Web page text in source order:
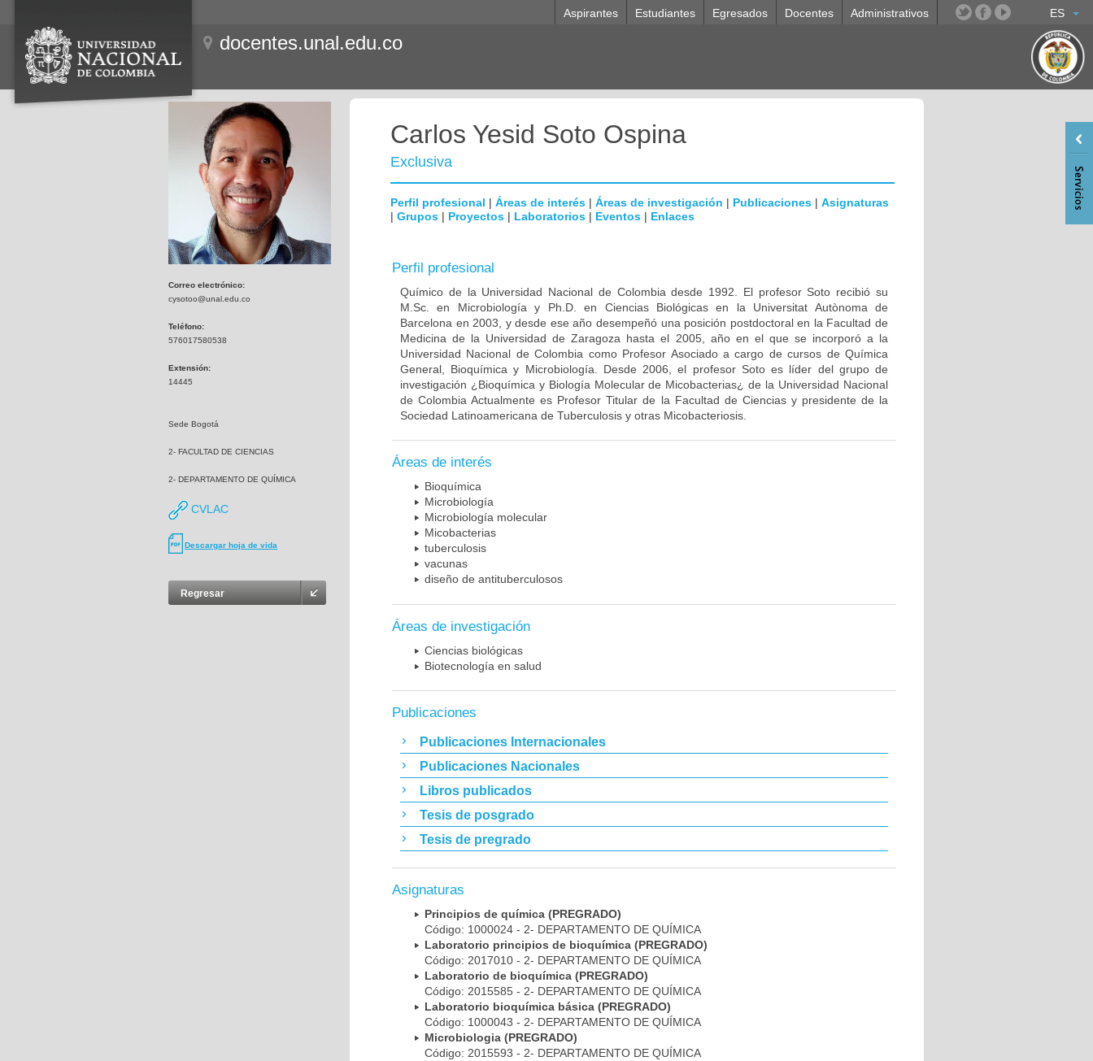
ES
Aspirantes Estudiantes Egresados Docentes Administrativos
docentes.unal.edu.co
Correo electrónico:
cysotoo@unal.edu.co
Teléfono:
576017580538
Extensión:
14445
Sede Bogotá
2- FACULTAD DE CIENCIAS
2- DEPARTAMENTO DE QUÍMICA
CVLAC
Descargar hoja de vida
Regresar
Carlos Yesid Soto Ospina
Exclusiva
Perfil profesional | Áreas de interés | Áreas de investigación | Publicaciones | Asignaturas
| Grupos | Proyectos | Laboratorios | Eventos | Enlaces
Perfil profesional
Químico de la Universidad Nacional de Colombia desde 1992. El profesor Soto recibió su
M.Sc. en Microbiología y Ph.D. en Ciencias Biológicas en la Universitat Autònoma de
Barcelona en 2003, y desde ese año desempeñó una posición postdoctoral en la Facultad de
Medicina de la Universidad de Zaragoza hasta el 2005, año en el que se incorporó a la
Universidad Nacional de Colombia como Profesor Asociado a cargo de cursos de Química
General, Bioquímica y Microbiología. Desde 2006, el profesor Soto es líder del grupo de
investigación ¿Bioquímica y Biología Molecular de Micobacterias¿ de la Universidad Nacional
de Colombia Actualmente es Profesor Titular de la Facultad de Ciencias y presidente de la
Sociedad Latinoamericana de Tuberculosis y otras Micobacteriosis.
Áreas de interés
Bioquímica
Microbiología
Microbiología molecular
Micobacterias
tuberculosis
vacunas
diseño de antituberculosos
Áreas de investigación
Ciencias biológicas
Biotecnología en salud
Publicaciones
Publicaciones Internacionales
Publicaciones Nacionales
Libros publicados
Tesis de posgrado
Tesis de pregrado
Asignaturas
Principios de química (PREGRADO)
Código: 1000024 - 2- DEPARTAMENTO DE QUÍMICA
Laboratorio principios de bioquímica (PREGRADO)
Código: 2017010 - 2- DEPARTAMENTO DE QUÍMICA
Laboratorio de bioquímica (PREGRADO)
Código: 2015585 - 2- DEPARTAMENTO DE QUÍMICA
Laboratorio bioquímica básica (PREGRADO)
Código: 1000043 - 2- DEPARTAMENTO DE QUÍMICA
Microbiologia (PREGRADO)
Código: 2015593 - 2- DEPARTAMENTO DE QUÍMICA